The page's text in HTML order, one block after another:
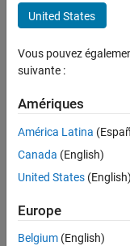
Custom Board Support
ON THIS PAGE
Description
expand all in page
Description
Add-On Required:
Package for AMD
object, with
United States
Vous pouvez
suivante :
Amériques
América Latina
Canada (English)
United States (English)
Europe
Belgium (English)